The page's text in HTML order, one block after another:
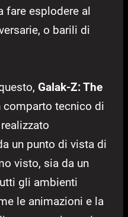
fare esplodere al
o barili di
Galak-Z: The
comparto tecnico di
un punto di vista di
visto, sia da un
gli ambienti
le animazioni e la